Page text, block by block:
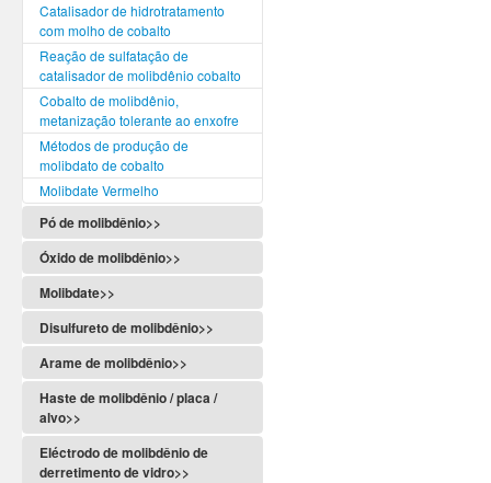
Catalisador de hidrotratamento
com molho de cobalto
Reação de sulfatação de
catalisador de molibdênio cobalto
Cobalto de molibdênio,
metanização tolerante ao enxofre
Métodos de produção de
molibdato de cobalto
Molibdate Vermelho
Pó de molibdênio>>
Óxido de molibdênio>>
Molibdate>>
Disulfureto de molibdênio>>
Arame de molibdênio>>
Haste de molibdênio / placa /
alvo>>
Eléctrodo de molibdênio de
derretimento de vidro>>